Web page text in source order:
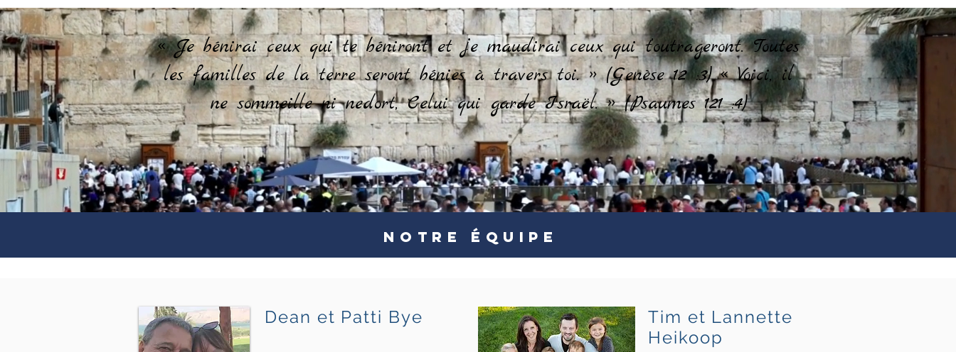
« Je bénirai ceux qui te béniront et je maudirai ceux qui t’outrageront. Toutes
les familles de la terre seront bénies à travers toi. » (Genèse 12 :3) « Voici, il
ne sommeille ni nedort, Celui qui garde Israël. » (Psaumes 121 :4)
NOTRE ÉQUIPE
Dean et Patti Bye
Tim et Lannette
Heikoop